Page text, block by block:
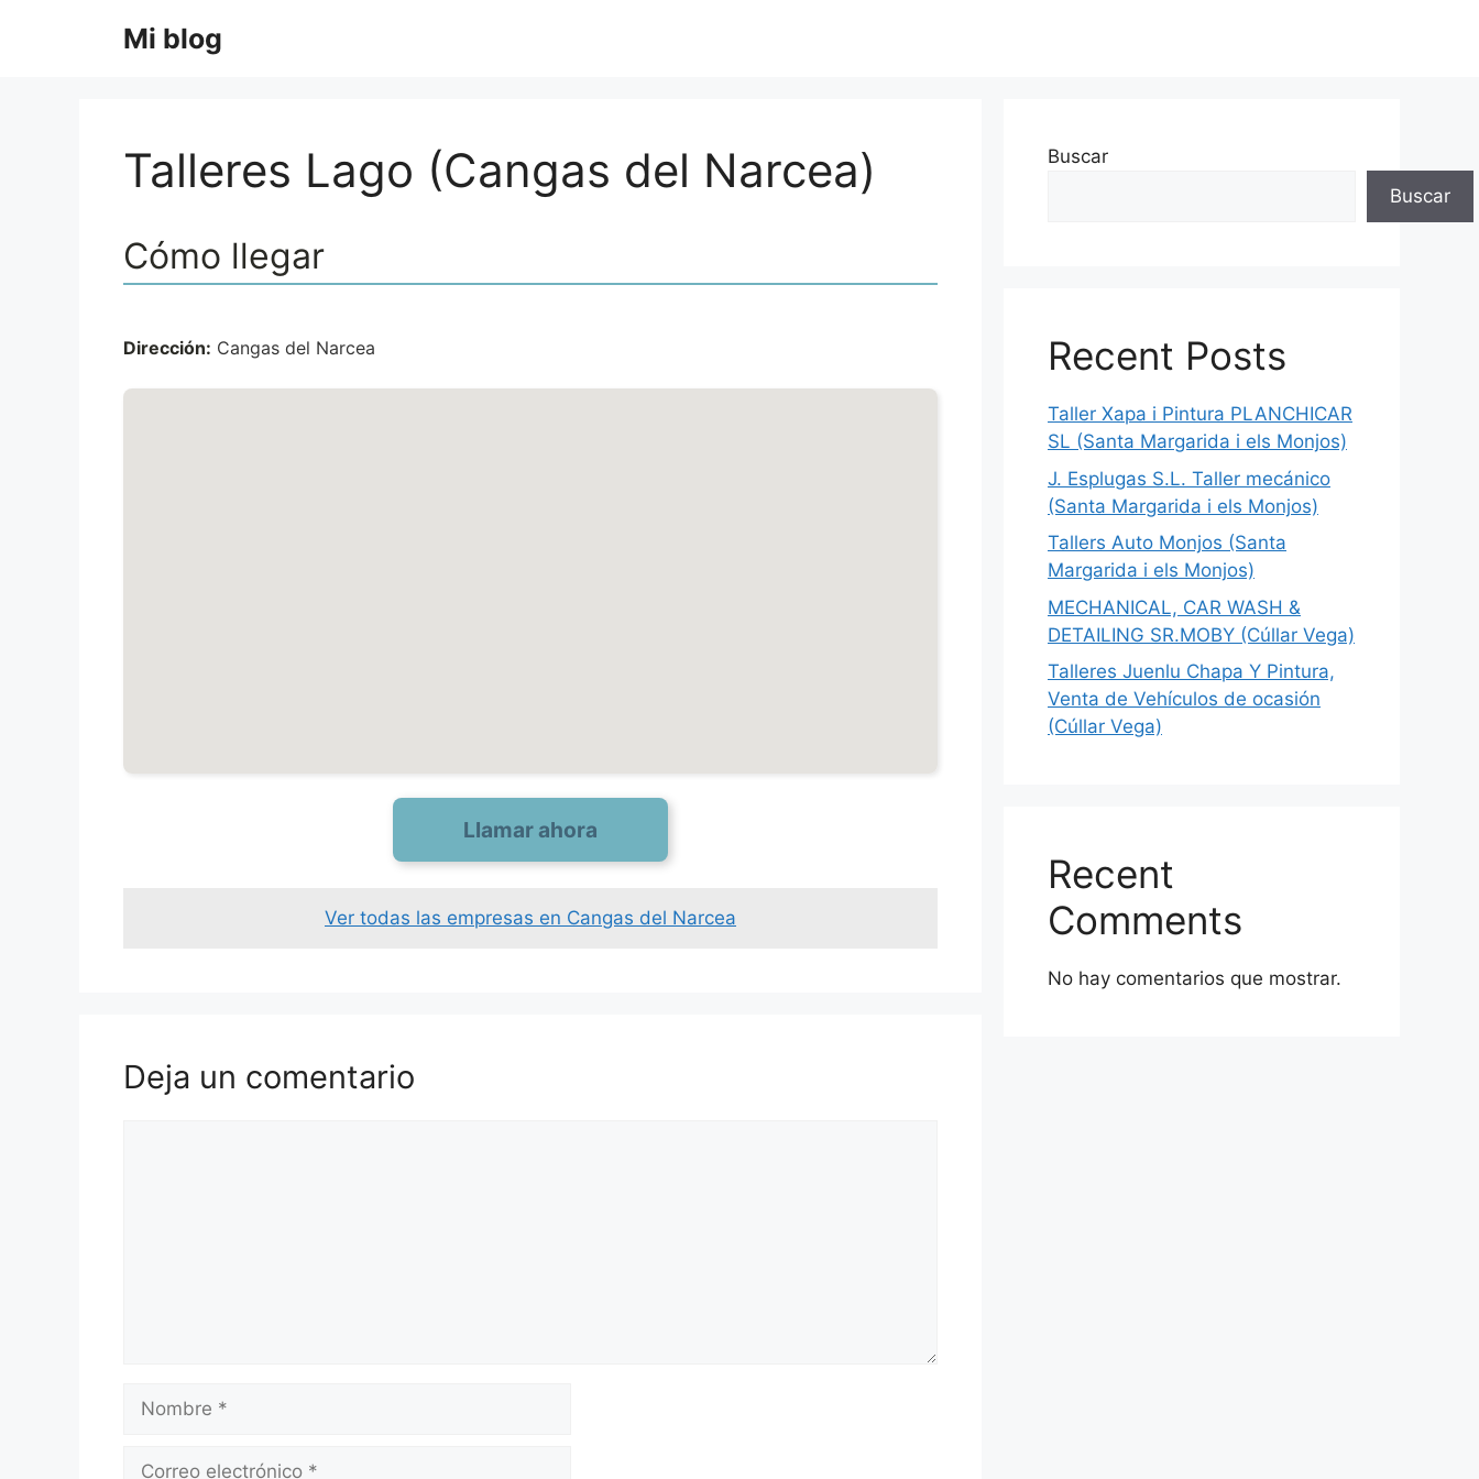
Mi blog
Talleres Lago (Cangas del Narcea)
Cómo llegar
Dirección: Cangas del Narcea
Llamar ahora
Ver todas las empresas en Cangas del Narcea
Deja un comentario
Nombre
Correo
Buscar
Buscar
Recent Posts
Taller Xapa i Pintura PLANCHICAR
SL (Santa Margarida i els Monjos)
J. Esplugas S.L. Taller mecánico
(Santa Margarida i els Monjos)
Tallers Auto Monjos (Santa
Margarida i els Monjos)
MECHANICAL, CAR WASH &
DETAILING SR.MOBY (Cúllar Vega)
Talleres Juenlu Chapa Y Pintura,
Venta de Vehículos de ocasión
(Cúllar Vega)
Recent
Comments
No hay comentarios que mostrar.